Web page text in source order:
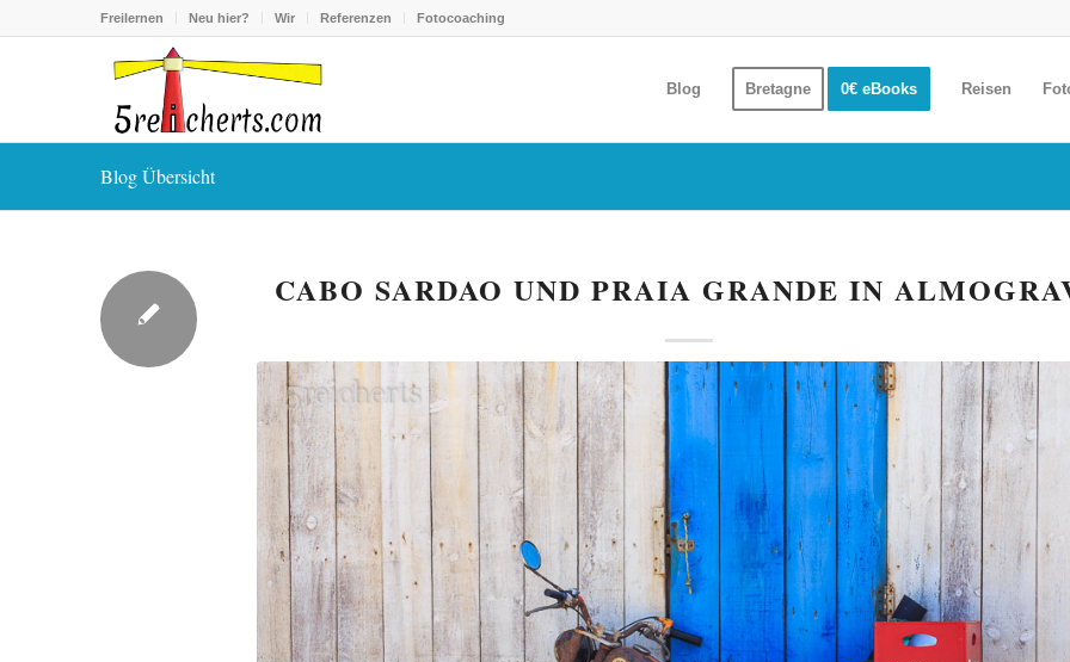
Freilernen Neu hier? Wir Referenzen Fotocoaching
Blog Bretagne 0€ eBooks Reisen
Blog Übersicht
CABO SARDAO UND PRAIA GRANDE IN